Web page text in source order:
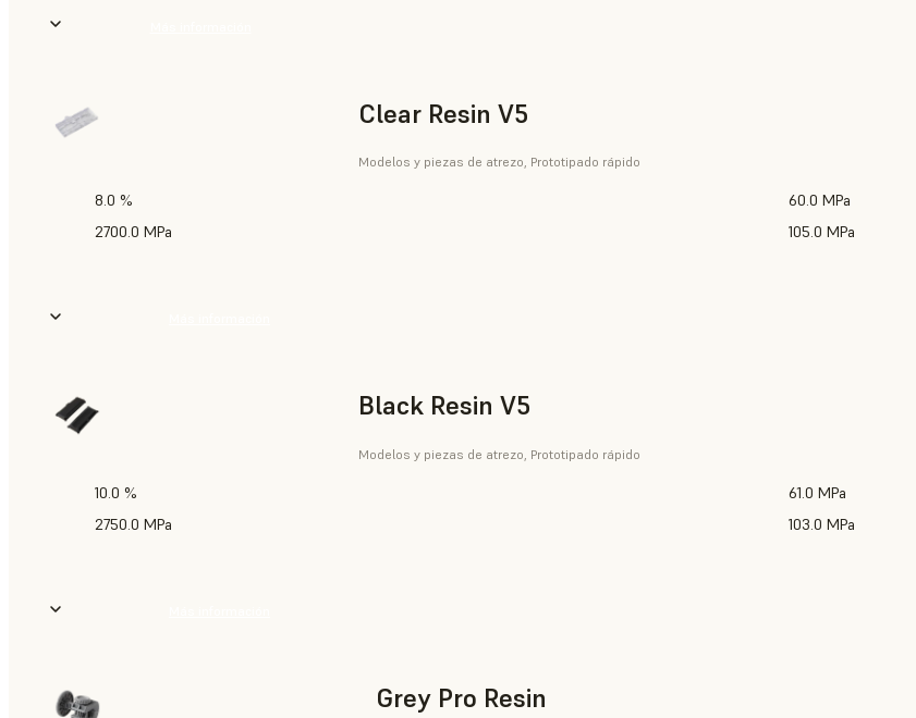
Clear Resin V5
Modelos y piezas de atrezo, Prototipado rápido
8.0 %
60.0 MPa
2700.0 MPa
105.0 MPa
Black Resin V5
Modelos y piezas de atrezo, Prototipado rápido
10.0 %
61.0 MPa
2750.0 MPa
103.0 MPa
Grey Pro Resin